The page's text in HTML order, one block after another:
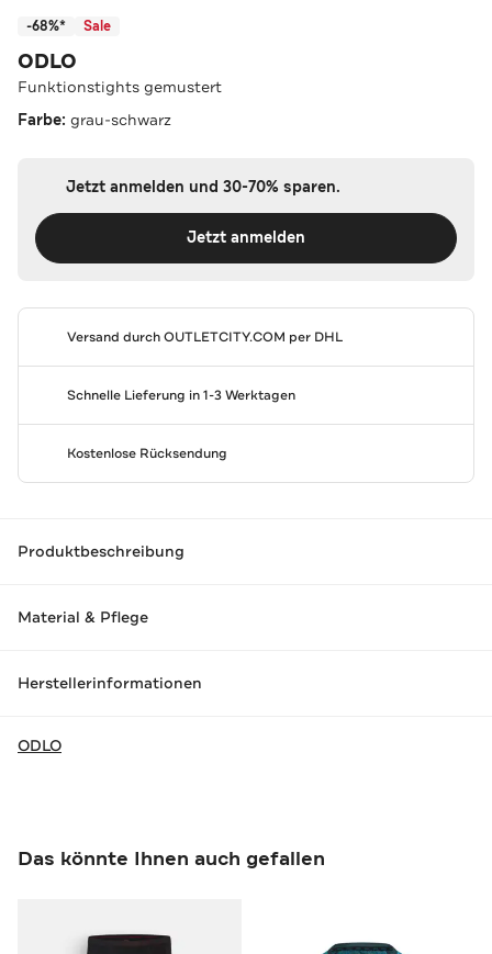
-68%* Sale
ODLO
Funktionstights gemustert
Farbe: grau-schwarz
Jetzt anmelden und 30-70% sparen.
Jetzt anmelden
Versand durchOUTLETCITY.COM per DHL
Schnelle Lieferung in 1-3 Werktagen
Kostenlose Rücksendung
Produktbeschreibung
Material & Pflege
Herstellerinformationen
ODLO
Das könnte Ihnen auch gefallen